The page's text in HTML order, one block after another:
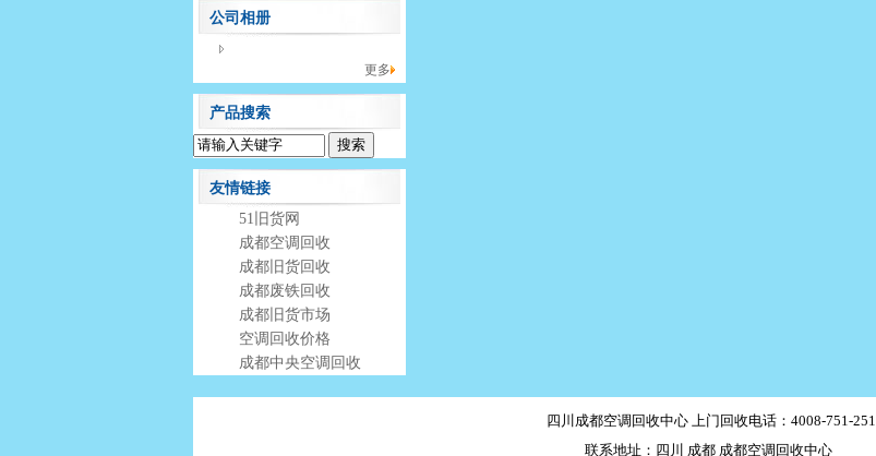
公司相册
没有相册分类！
更多
产品搜索
友情链接
51旧货网
成都空调回收
成都旧货回收
成都废铁回收
成都旧货市场
空调回收价格
成都中央空调回收
四川成都空调回收中心 上门回收电话：4008-751-251
联系地址：四川 成都 成都空调回收中心